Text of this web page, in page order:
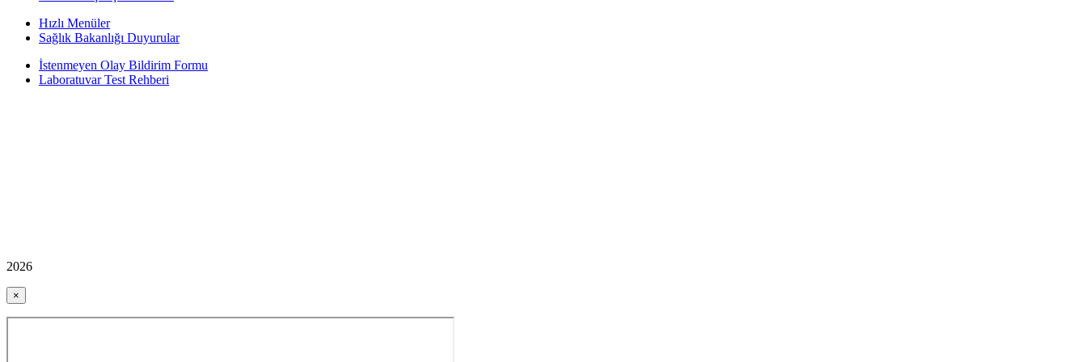
Hızlı Menüler
Sağlık Bakanlığı Duyurular
İstenmeyen Olay Bildirim Formu
Laboratuvar Test Rehberi
2026
×